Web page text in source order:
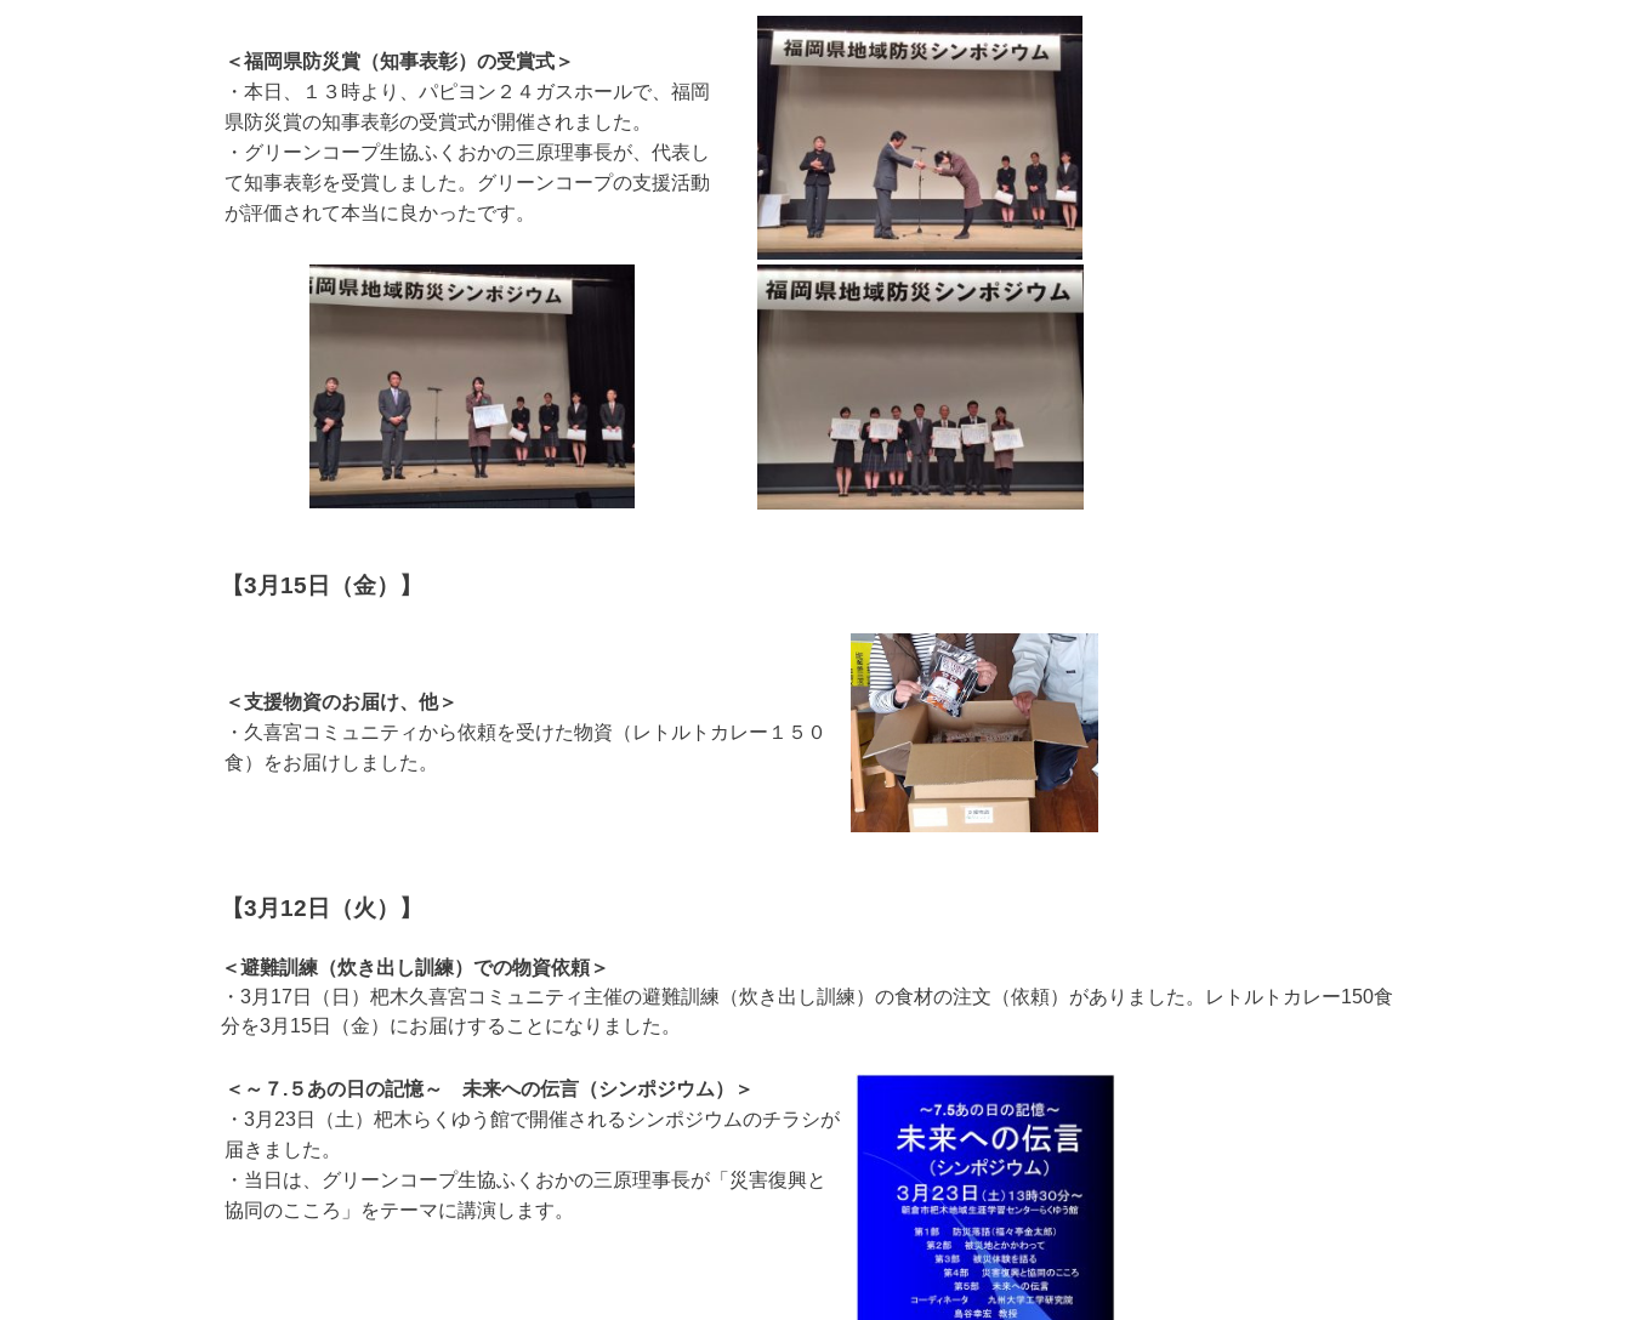
＜福岡県防災賞（知事表彰）の受賞式＞
・本日、１３時より、パピヨン２４ガスホールで、福岡
県防災賞の知事表彰の受賞式が開催されました。
・グリーンコープ生協ふくおかの三原理事長が、代表し
て知事表彰を受賞しました。グリーンコープの支援活動
が評価されて本当に良かったです。
【3月15日（金）】
＜支援物資のお届け、他＞
・久喜宮コミュニティから依頼を受けた物資（レトルトカレー１５０
食）をお届けしました。
【3月12日（火）】
＜避難訓練（炊き出し訓練）での物資依頼＞
・3月17日（日）杷木久喜宮コミュニティ主催の避難訓練（炊き出し訓練）の食材の注文（依頼）がありました。
レトルトカレー150食
分を3月15日（金）にお届けすることになりました。
＜～７.５あの日の記憶～ 未来への伝言（シンポジウム）＞
・3月23日（土）杷木らくゆう館で開催されるシンポジウムのチラシが
届きました。
・当日は、グリーンコープ生協ふくおかの三原理事長が「災害復興と
協同のこころ」をテーマに講演します。